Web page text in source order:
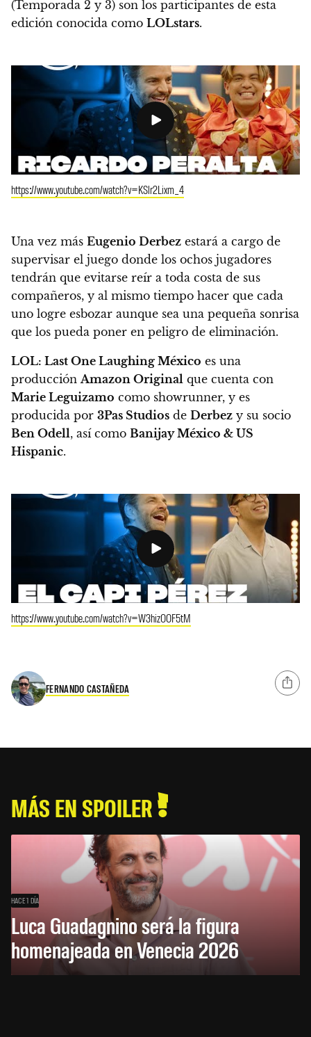
(Temporada 2 y 3) son los participantes de esta
edición conocida como LOLstars.
https://www.youtube.com/watch?v=KSlr2Lixm_4
Una vez más Eugenio Derbez estará a cargo de
supervisar el juego donde los ochos jugadores
tendrán que evitarse reír a toda costa de sus
compañeros, y al mismo tiempo hacer que cada
uno logre esbozar aunque sea una pequeña sonrisa
que los pueda poner en peligro de eliminación.
LOL: Last One Laughing México es una
producciónAmazon Original que cuenta con
Marie Leguizamo como showrunner, y es
producida por 3Pas Studios de Derbez y su socio
Ben Odell, así como Banijay México & US
Hispanic.
https://www.youtube.com/watch?v=W3hizOOF5tM
FERNANDO CASTAÑEDA
MÁS EN SPOILER
HACE 1 DÍA
Luca Guadagnino será la figura
homenajeada en Venecia 2026